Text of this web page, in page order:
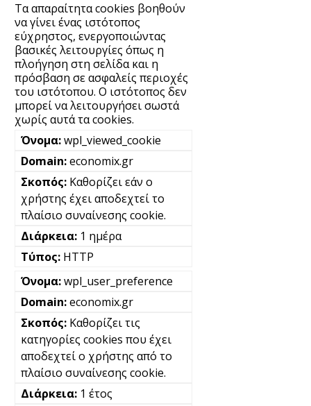
Τα απαραίτητα cookies βοηθούν
να γίνει ένας ιστότοπος
εύχρηστος, ενεργοποιώντας
βασικές λειτουργίες όπως η
πλοήγηση στη σελίδα και η
πρόσβαση σε ασφαλείς περιοχές
του ιστότοπου. Ο ιστότοπος δεν
μπορεί να λειτουργήσει σωστά
χωρίς αυτά τα cookies.
wpl_viewed_cookie
economix.gr
Καθορίζει εάν ο
χρήστης έχει αποδεχτεί το
πλαίσιο συναίνεσης cookie.
1 ημέρα
HTTP
wpl_user_preference
economix.gr
Καθορίζει τις
κατηγορίες cookies που έχει
αποδεχτεί ο χρήστης από το
πλαίσιο συναίνεσης cookie.
1 έτος